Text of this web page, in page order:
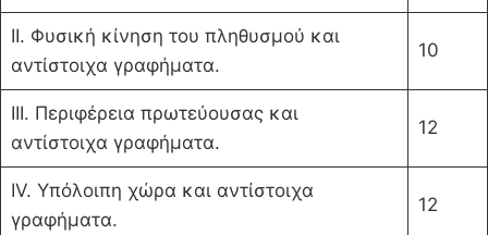
ΙΙ. Φυσική κίνηση του πληθυσμού και
αντίστοιχα γραφήματα.
10
ΙΙΙ. Περιφέρεια πρωτεύουσας και
αντίστοιχα γραφήματα.
12
IV. Υπόλοιπη χώρα και αντίστοιχα
γραφήματα.
12